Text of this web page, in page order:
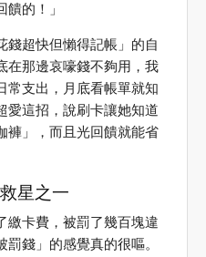
的！」
錢超快但懶得記帳」的自
在那邊哀嚎錢不夠用，我
常支出，月底看帳單就知
愛這招，說刷卡讓她知道
褲」，而且光回饋就能省
星之一
繳卡費，被罰了幾百塊違
錢」的感覺真的很嘔。